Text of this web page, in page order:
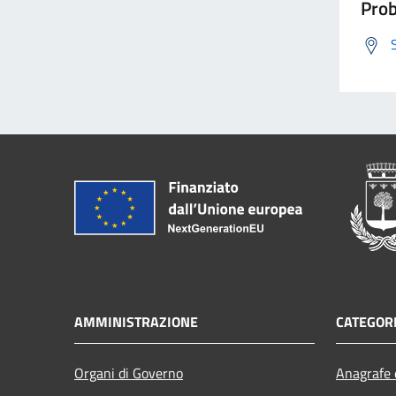
AMMINISTRAZIONE
Organi di Governo